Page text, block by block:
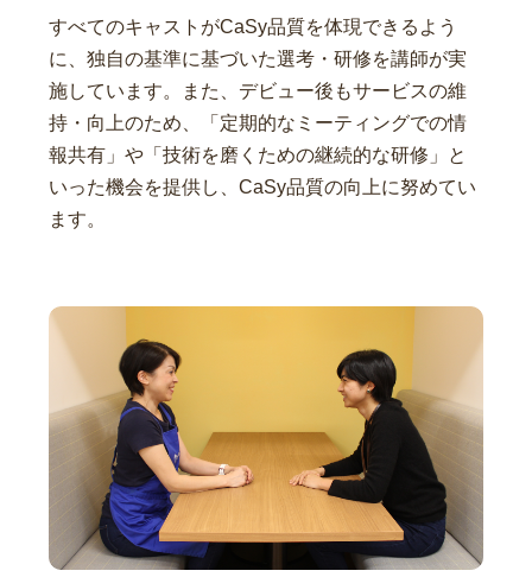
すべてのキャストがCaSy品質を体現できるよう
に、独自の基準に基づいた選考・研修を講師が実
施しています。また、デビュー後もサービスの維
持・向上のため、「定期的なミーティングでの情
報共有」や「技術を磨くための継続的な研修」と
いった機会を提供し、CaSy品質の向上に努めてい
ます。